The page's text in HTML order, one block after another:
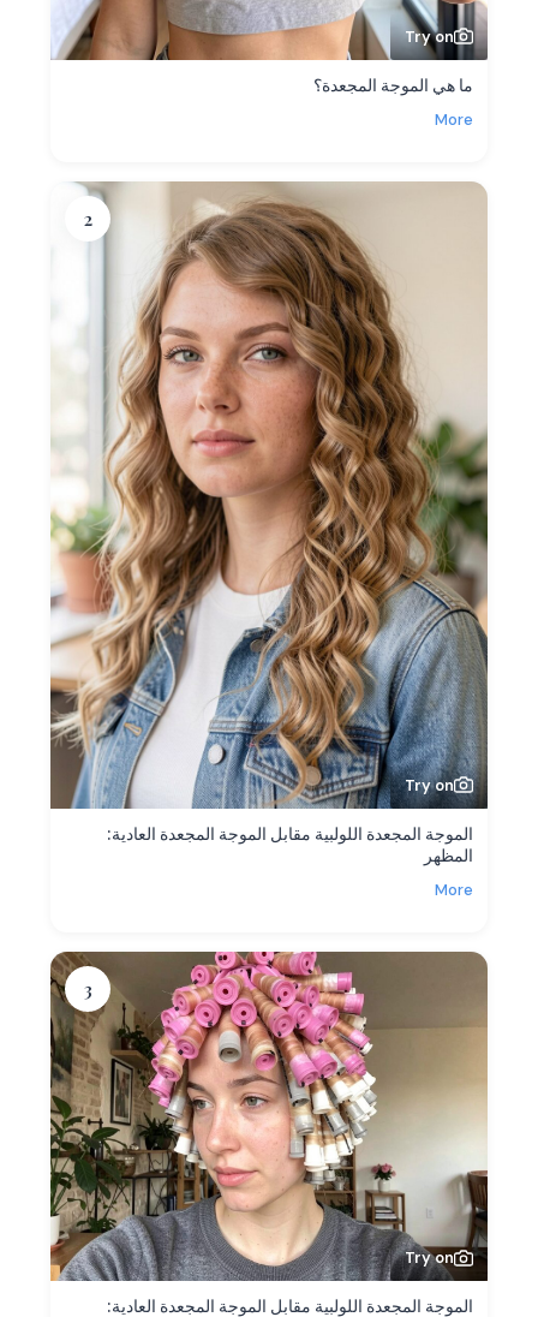
Try on
ما هي الموجة المجعدة؟
More
2
Try on
الموجة المجعدة اللولبية مقابل الموجة المجعدة العادية:
المظهر
More
3
Try on
الموجة المجعدة اللولبية مقابل الموجة المجعدة العادية: